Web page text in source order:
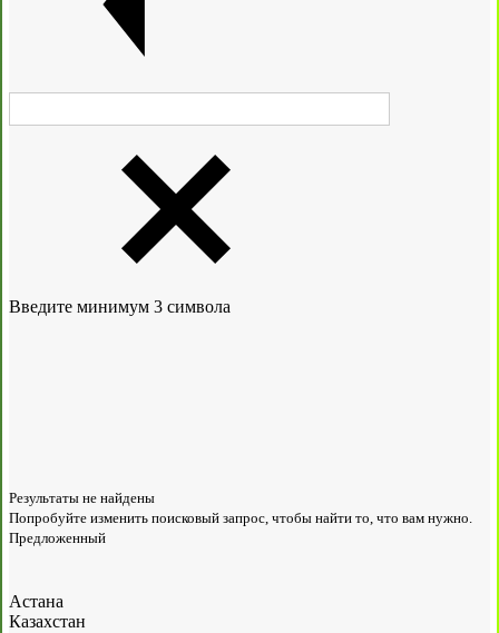
Введите минимум 3 символа
Результаты не найдены
Попробуйте изменить поисковый запрос, чтобы найти то, что вам нужно.
Предложенный
Астана
Казахстан